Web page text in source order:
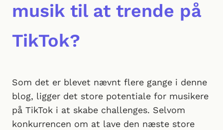
musik til at trende på
TikTok?
Som det er blevet nævnt flere gange i denne
blog, ligger det store potentiale for musikere
på TikTok i at skabe challenges. Selvom
konkurrencen om at lave den næste store